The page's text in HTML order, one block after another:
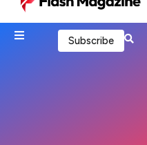
Subscribe